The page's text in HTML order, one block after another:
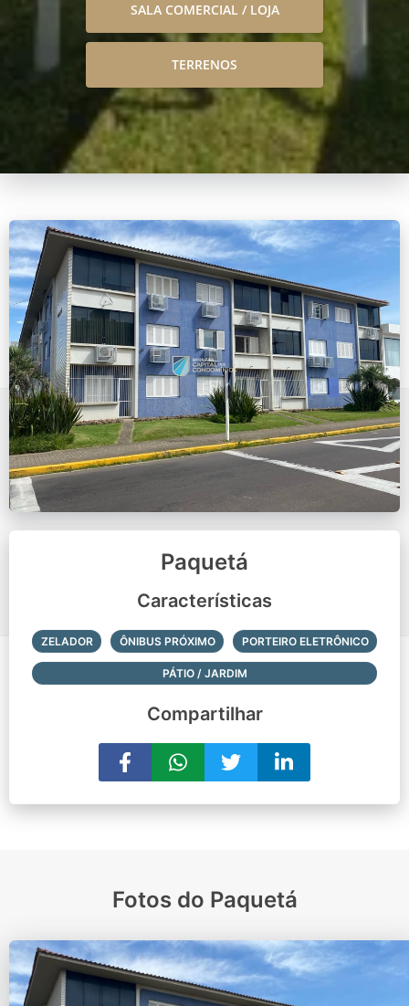
SALA COMERCIAL / LOJA
TERRENOS
Paquetá
Características
ZELADOR ÔNIBUS PRÓXIMO PORTEIRO ELETRÔNICO
PÁTIO / JARDIM
Compartilhar
Fotos do Paquetá